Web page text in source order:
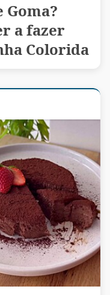
Goma?
a fazer
Colorida